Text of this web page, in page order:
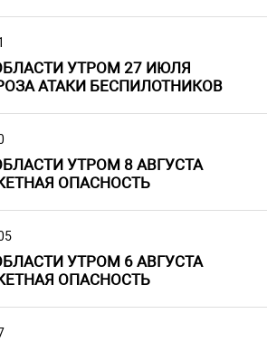
УТРОМ 27 ИЮЛЯ
АТАКИ БЕСПИЛОТНИКОВ
УТРОМ 8 АВГУСТА
ОПАСНОСТЬ
УТРОМ 6 АВГУСТА
ОПАСНОСТЬ